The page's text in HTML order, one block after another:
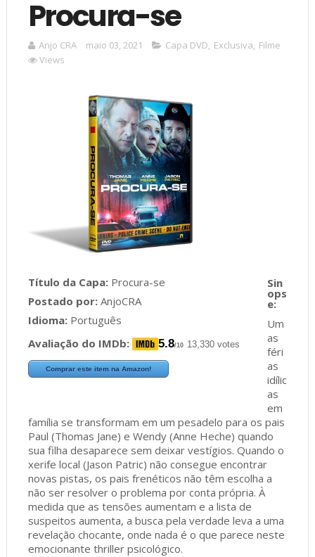
Procura-se
Anjo CRA maio 03, 2021 Capa DVD, Exclusiva, Filme
Views
Título da Capa:Procura-se
Postado por:AnjoCRA
Idioma:Português
Avaliação do IMDb:
5.8/10 13,330 votes
Comprar este item na Amazon!
Um
as
féri
as
idílic
as
em
família se transformam em um pesadelo para os pais
Paul (Thomas Jane) e Wendy (Anne Heche) quando
sua filha desaparece sem deixar vestígios. Quando o
xerife local (Jason Patric) não consegue encontrar
novas pistas, os pais frenéticos não têm escolha a
não ser resolver o problema por conta própria. À
medida que as tensões aumentam e a lista de
suspeitos aumenta, a busca pela verdade leva a uma
revelação chocante, onde nada é o que parece neste
emocionante thriller psicológico.